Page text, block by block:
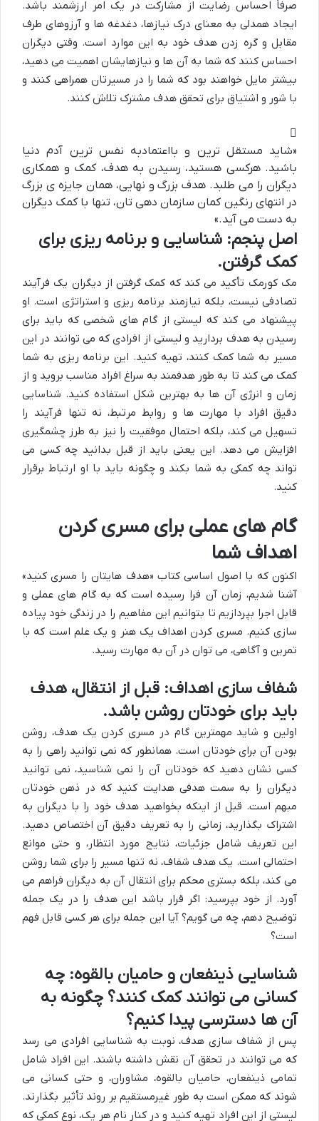
صرفاً احساس رضایت از مشارکت در یک امر ارزشمند باشد.
ایجاد همدلی به معنای درک نیازها، دغدغه ها و آرزوهای طرف
مقابل و گره زدن هدف خود به این موارد است. وقتی دیگران
احساس کنند که شما به آن ها و نیازهایشان اهمیت می دهید،
بیشتر مایل خواهند بود که شما را در مسیرتان همراهی کنند و
با شور و اشتیاق برای تحقق هدف مشترک تلاش کنند.
«شاید مستقل ترین و بااعتمادبه نفس ترین آدم دنیا
باشید. هرکسی هستید، رسیدن به هدف، کمک و همکاری
دیگران را می طلبد. هدف بزرگ و نهایی، همان جایزه ی بزرگ
در انتهای رنگین کمان سازمان دهی تان، تنها با کمک دیگران
به دست می آید.»
اصل پنجم: شناسایی و برنامه ریزی برای
کمک گرفتن.
مک کورمک تأکید می کند که کمک گرفتن از دیگران یک فرآیند
تصادفی نیست، بلکه نیازمند برنامه ریزی و استراتژی است. او
پیشنهاد می کند که لیستی از گام های شخصی که باید برای
رسیدن به هدف بردارید و لیستی از افرادی که می توانند در این
مسیر به شما کمک کنند، تهیه کنید. این برنامه ریزی به شما
کمک می کند تا به طور هدفمند به سراغ افراد مناسب بروید و از
زمان و انرژی آن ها به بهترین شکل استفاده کنید. شناسایی
دقیق افراد با مهارت ها و روابط مرتبط، نه تنها فرآیند را
تسهیل می کند، بلکه احتمال موفقیت را نیز به طرز چشمگیری
افزایش می دهد. این یعنی باید از قبل بدانید چه کسی می
تواند چه کمکی به شما بکند و چگونه باید با او ارتباط برقرار
کنید.
گام های عملی برای مسری کردن
اهداف شما
اکنون که با اصول اساسی کتاب «هدف هایتان را مسری کنید»
آشنا شدیم، زمان آن فرا رسیده است که به گام های عملی و
قابل اجرا بپردازیم تا بتوانیم این مفاهیم را در زندگی خود پیاده
سازی کنیم. مسری کردن اهداف یک هنر و یک علم است که با
تمرین و آگاهی، می توان در آن به مهارت رسید.
شفاف سازی اهداف: قبل از انتقال، هدف
باید برای خودتان روشن باشد.
اولین و شاید مهمترین گام در مسری کردن یک هدف، روشن
بودن آن برای خودتان است. همانطور که نمی توانید راهی را به
کسی نشان دهید که خودتان آن را نمی شناسید، نمی توانید
دیگران را به سمت هدفی هدایت کنید که در ذهن خودتان
مبهم است. قبل از اینکه بخواهید هدف خود را با دیگران به
اشتراک بگذارید، زمانی را به تعریف دقیق آن اختصاص دهید.
این تعریف شامل جزئیات، نتایج مورد انتظار، و حتی موانع
احتمالی است. یک هدف شفاف، نه تنها مسیر را برای شما روشن
می کند، بلکه بستری محکم برای انتقال آن به دیگران فراهم می
آورد. از خود بپرسید: اگر قرار باشد این هدف را در یک جمله
توضیح دهم، چه می گویم؟ آیا این جمله برای هر کسی قابل فهم
است؟
شناسایی ذینفعان و حامیان بالقوه: چه
کسانی می توانند کمک کنند؟ چگونه به
آن ها دسترسی پیدا کنیم؟
پس از شفاف سازی هدف، نوبت به شناسایی افرادی می رسد
که می توانند در تحقق آن نقش داشته باشند. این افراد شامل
تمامی ذینفعان، حامیان بالقوه، مشاوران، و حتی کسانی می
شوند که ممکن است به طور غیرمستقیم بر روند تأثیر بگذارند.
لیستی از این افراد تهیه کنید و در کنار نام هر یک، نوع کمکی که